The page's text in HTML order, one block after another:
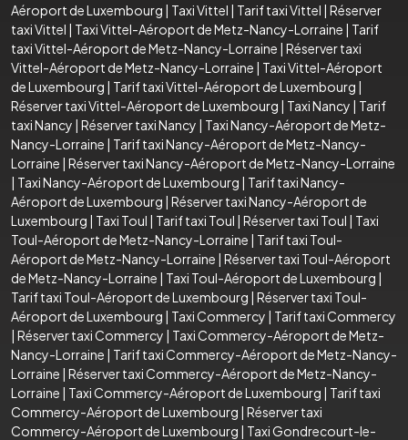
Aéroport de Luxembourg | Taxi Vittel | Tarif taxi Vittel | Réserver
taxi Vittel | Taxi Vittel-Aéroport de Metz-Nancy-Lorraine | Tarif
taxi Vittel-Aéroport de Metz-Nancy-Lorraine | Réserver taxi
Vittel-Aéroport de Metz-Nancy-Lorraine | Taxi Vittel-Aéroport
de Luxembourg | Tarif taxi Vittel-Aéroport de Luxembourg |
Réserver taxi Vittel-Aéroport de Luxembourg | Taxi Nancy | Tarif
taxi Nancy | Réserver taxi Nancy | Taxi Nancy-Aéroport de Metz-
Nancy-Lorraine | Tarif taxi Nancy-Aéroport de Metz-Nancy-
Lorraine | Réserver taxi Nancy-Aéroport de Metz-Nancy-Lorraine
| Taxi Nancy-Aéroport de Luxembourg | Tarif taxi Nancy-
Aéroport de Luxembourg | Réserver taxi Nancy-Aéroport de
Luxembourg | Taxi Toul | Tarif taxi Toul | Réserver taxi Toul | Taxi
Toul-Aéroport de Metz-Nancy-Lorraine | Tarif taxi Toul-
Aéroport de Metz-Nancy-Lorraine | Réserver taxi Toul-Aéroport
de Metz-Nancy-Lorraine | Taxi Toul-Aéroport de Luxembourg |
Tarif taxi Toul-Aéroport de Luxembourg | Réserver taxi Toul-
Aéroport de Luxembourg | Taxi Commercy | Tarif taxi Commercy
| Réserver taxi Commercy | Taxi Commercy-Aéroport de Metz-
Nancy-Lorraine | Tarif taxi Commercy-Aéroport de Metz-Nancy-
Lorraine | Réserver taxi Commercy-Aéroport de Metz-Nancy-
Lorraine | Taxi Commercy-Aéroport de Luxembourg | Tarif taxi
Commercy-Aéroport de Luxembourg | Réserver taxi
Commercy-Aéroport de Luxembourg | Taxi Gondrecourt-le-